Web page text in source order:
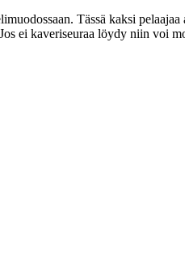
Tässä kaksi
ei kaveriseuraa löydy niin voi